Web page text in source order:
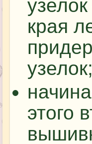
края
узелок;
этого